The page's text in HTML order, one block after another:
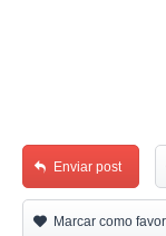
Enviar post
Marcar como